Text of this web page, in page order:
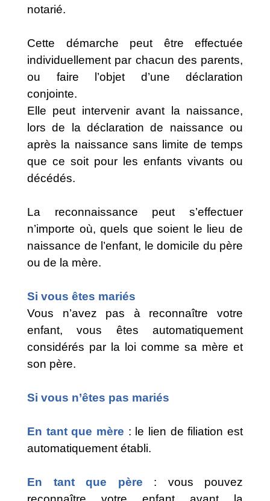
notarié.
Cette démarche peut être effectuée
individuellement par chacun des parents,
ou faire l’objet d’une déclaration
conjointe.
Elle peut intervenir avant la naissance,
lors de la déclaration de naissance ou
après la naissance sans limite de temps
que ce soit pour les enfants vivants ou
décédés.
La reconnaissance peut s’effectuer
n’importe où, quels que soient le lieu de
naissance de l’enfant, le domicile du père
ou de la mère.
Si vous êtes mariés
Vous n’avez pas à reconnaître votre
enfant, vous êtes automatiquement
considérés par la loi comme sa mère et
son père.
Si vous n’êtes pas mariés
En tant que mère : le lien de filiation est
automatiquement établi.
En tant que père : vous pouvez